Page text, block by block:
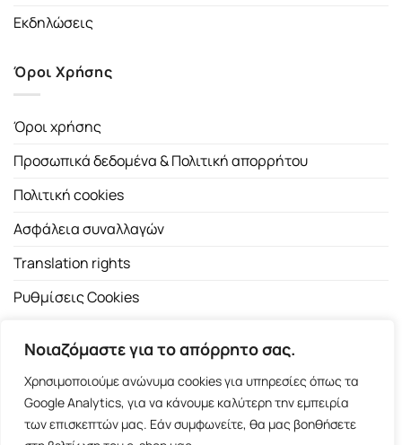
Νοιαζόμαστε για το απόρρητο σας.
Χρησιμοποιούμε ανώνυμα cookies για υπηρεσίες όπως τα
Google Analytics, για να κάνουμε καλύτερη την εμπειρία
των επισκεπτών μας. Εάν συμφωνείτε, θα μας βοηθήσετε
Εκδηλώσεις
Όροι Χρήσης
Όροι χρήσης
Προσωπικά δεδομένα & Πολιτική απορρήτου
Πολιτική cookies
Ασφάλεια συναλλαγών
Translation rights
Ρυθμίσεις Cookies
Copyright 2026 ©Εκδοτικός Οίκος Α.Α. Λιβάνη| All rights